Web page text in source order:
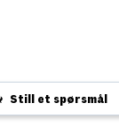
Still et spørsmål